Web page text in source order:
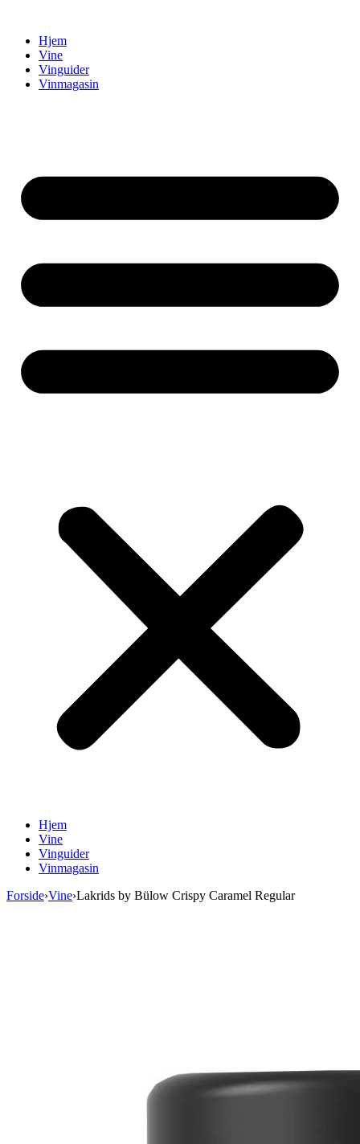
indholdHjem
Vine
Vinguider
Vinmagasin
Hjem
Vine
Vinguider
Vinmagasin
Forside›Vine›Lakrids by Bülow Crispy Caramel Regular